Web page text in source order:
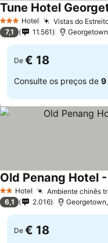
3 EstrelasHotel Vistas do
Tune Hotel
7,1 11.561
De € 18
Consulte os preços de 9
2 Estrelas
Hotel Ambiente chinês
Old Penang Hotel
6,1 2.016
De € 18